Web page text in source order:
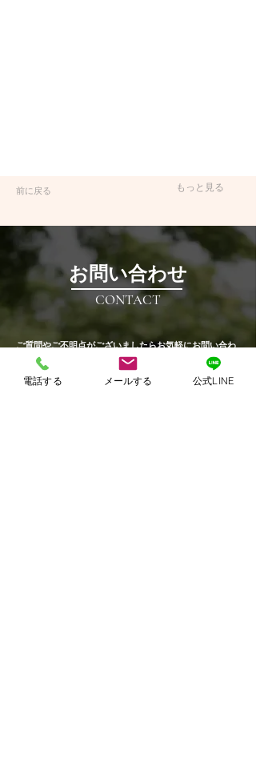
前に戻る もっと見る
​お問い合わせ
CONTACT
​ご質問やご不明点がございましたらお気軽にお問い合わ
せください。​
​事業拡大・より良い経営に向けサポートいたします！
電話する メールする 公式LINE